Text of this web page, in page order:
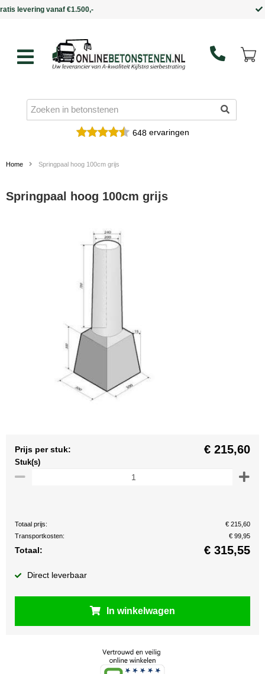
Binnen 5 werkdagen in huis
648ervaringen
Home Springpaal hoog 100cm grijs
Springpaal hoog 100cm grijs
Prijs per stuk: € 215,60
Stuk(s)
Totaal prijs:
€ 215,60
Transportkosten:
€ 99,95
Totaal: € 315,55
Direct leverbaar
In winkelwagen